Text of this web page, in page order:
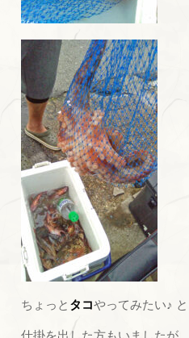
ちょっと タコやってみたい♪ と
仕掛を出した方もいましたが